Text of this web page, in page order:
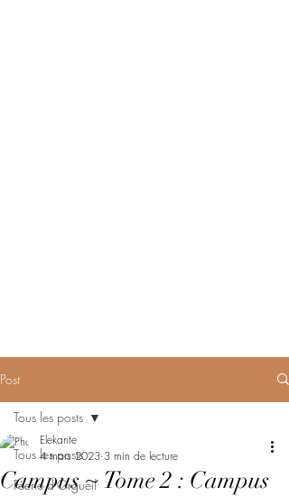
Post
Tous les posts
Féerie d'Orgueil
Tous les posts
Campus ~ Tome 2 : Campus
Elekante
4 mars 2023 3 min de lecture